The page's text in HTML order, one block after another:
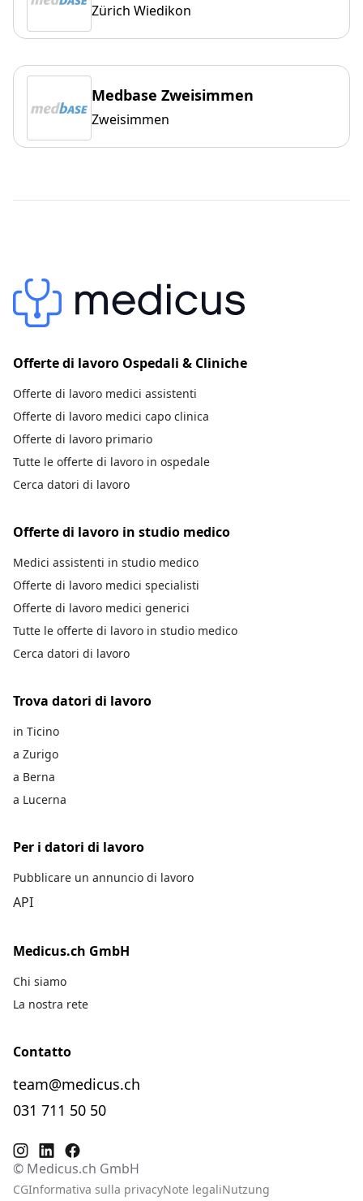
Zürich Wiedikon
Medbase Zweisimmen
Zweisimmen
Offerte di lavoro Ospedali & Cliniche
Offerte di lavoro medici assistenti
Offerte di lavoro medici capo clinica
Offerte di lavoro primario
Tutte le offerte di lavoro in ospedale
Cerca datori di lavoro
Offerte di lavoro in studio medico
Medici assistenti in studio medico
Offerte di lavoro medici specialisti
Offerte di lavoro medici generici
Tutte le offerte di lavoro in studio medico
Cerca datori di lavoro
Trova datori di lavoro
in Ticino
a Zurigo
a Berna
a Lucerna
Per i datori di lavoro
Pubblicare un annuncio di lavoro
API
Medicus.ch GmbH
Chi siamo
La nostra rete
Contatto
team@medicus.ch
031 711 50 50
© Medicus.ch GmbH
CGInformativa sulla privacyNote legaliNutzung